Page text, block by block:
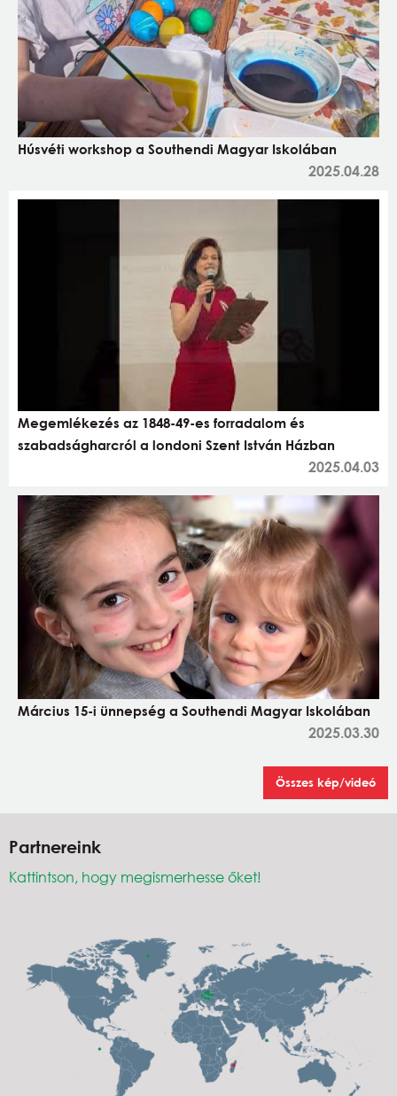
Húsvéti workshop a Southendi Magyar Iskolában
2025.04.28
Megemlékezés az 1848-49-es forradalom és
szabadságharcról a londoni Szent István Házban
2025.04.03
Március 15-i ünnepség a Southendi Magyar Iskolában
2025.03.30
Összes kép/videó
Partnereink
Kattintson, hogy megismerhesse őket!